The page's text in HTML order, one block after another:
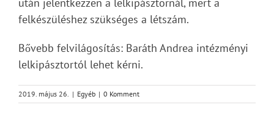
felkészüléshez szükséges a létszám.
Bővebb felvilágosítás: Baráth Andrea intézményi
lelkipásztortól lehet kérni.
2019. május 26. | Egyéb | 0 Komment